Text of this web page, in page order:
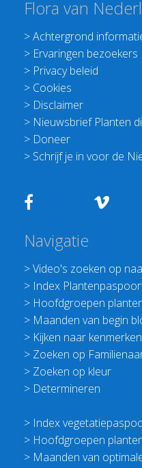
Flora van
>Achtergrond
> Ervaringen bezoekers
> Privacy beleid
> Cookies
> Disclaimer
> Nieuwsbrief Planten
> Doneer
> Schrijf je in voor de
Navigatie
>Video's zoeken op
> Index
> Hoofdgroepen
> Maanden van begin
> Kijken naar kenmerken
> Zoeken op
> Zoeken op kleur
> Determineren
> Index
> Hoofdgroepen
> Maanden van